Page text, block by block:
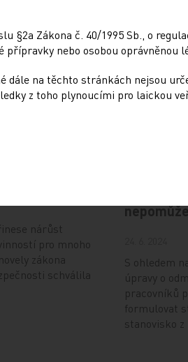
nárůst
pro mnoho
zákona
schválila
S ohledem
úpravy o
pracovníků
formulovat
stanovisko z
§2a Zákona č. 40/1995 Sb., o
nebo osobou oprávněnou
dále na těchto stránkách nejsou
z toho plynoucími pro laickou